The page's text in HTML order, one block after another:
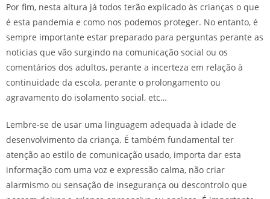
Por fim, nesta altura já todos terão explicado às crianças o que
é esta pandemia e como nos podemos proteger. No entanto, é
sempre importante estar preparado para perguntas perante as
noticias que vão surgindo na comunicação social ou os
comentários dos adultos, perante a incerteza em relação à
continuidade da escola, perante o prolongamento ou
agravamento do isolamento social, etc…
Lembre-se de usar uma linguagem adequada à idade de
desenvolvimento da criança. É também fundamental ter
atenção ao estilo de comunicação usado, importa dar esta
informação com uma voz e expressão calma, não criar
alarmismo ou sensação de insegurança ou descontrolo que